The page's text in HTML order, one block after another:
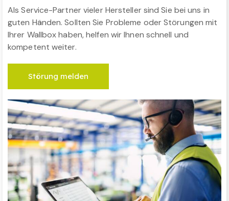
Als Service-Partner vieler Hersteller sind Sie bei uns in
guten Händen. Sollten Sie Probleme oder Störungen mit
Ihrer Wallbox haben, helfen wir Ihnen schnell und
kompetent weiter.
Störung melden